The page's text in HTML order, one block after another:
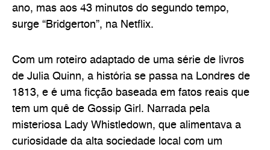
ano, mas aos 43 minutos do segundo tempo,
surge “Bridgerton”, na Netflix.
Com um roteiro adaptado de uma série de livros
de Julia Quinn, a história se passa na Londres de
1813, e é uma ficção baseada em fatos reais que
tem um quê de Gossip Girl. Narrada pela
misteriosa Lady Whistledown, que alimentava a
curiosidade da alta sociedade local com um